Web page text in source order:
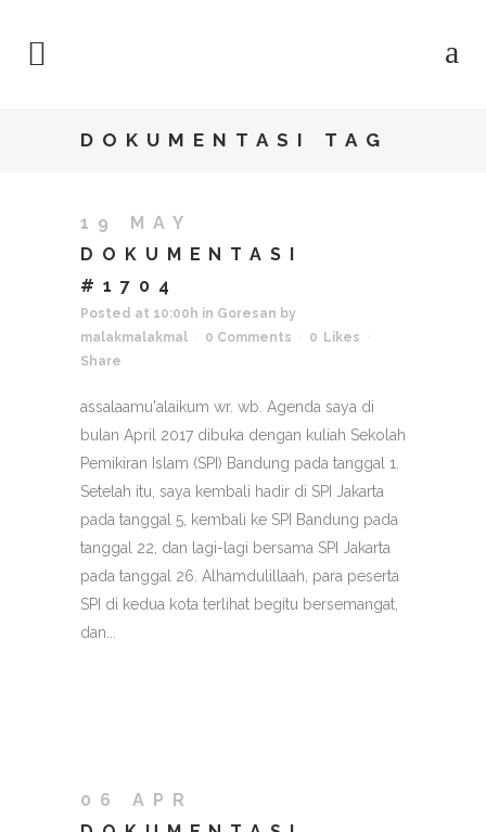
DOKUMENTASI TAG
19 MAY
DOKUMENTASI
#1704
Posted at 10:00h in Goresan by
malakmalakmal
0 Comments 0
Likes
Share
assalaamu'alaikum wr. wb. Agenda saya di
bulan April 2017 dibuka dengan kuliah Sekolah
Pemikiran Islam (SPI) Bandung pada tanggal 1.
Setelah itu, saya kembali hadir di SPI Jakarta
pada tanggal 5, kembali ke SPI Bandung pada
tanggal 22, dan lagi-lagi bersama SPI Jakarta
pada tanggal 26. Alhamdulillaah, para peserta
SPI di kedua kota terlihat begitu bersemangat,
dan...
06 APR